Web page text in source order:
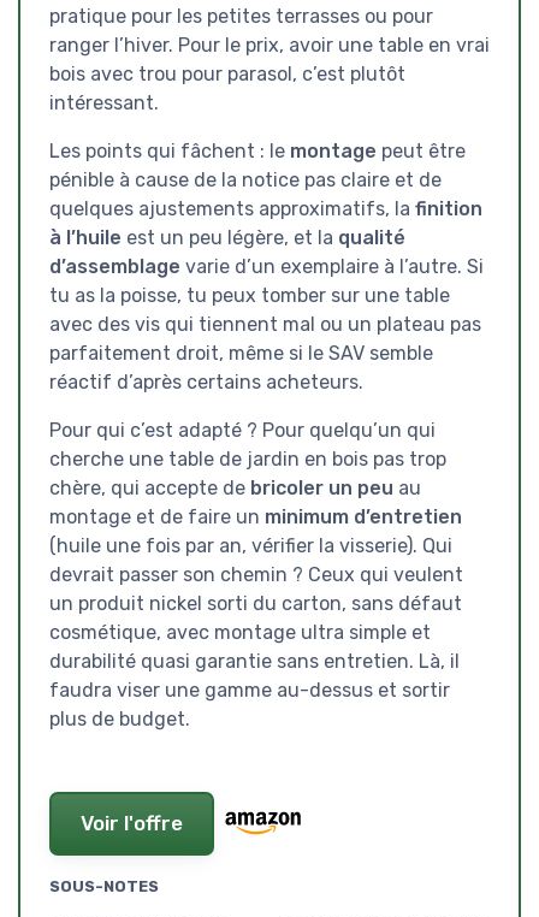
pratique pour les petites terrasses ou pour
ranger l’hiver. Pour le prix, avoir une table en vrai
bois avec trou pour parasol, c’est plutôt
intéressant.
Les points qui fâchent : le montage peut être
pénible à cause de la notice pas claire et de
quelques ajustements approximatifs, la finition
à l’huile est un peu légère, et la qualité
d’assemblage varie d’un exemplaire à l’autre. Si
tu as la poisse, tu peux tomber sur une table
avec des vis qui tiennent mal ou un plateau pas
parfaitement droit, même si le SAV semble
réactif d’après certains acheteurs.
Pour qui c’est adapté ? Pour quelqu’un qui
cherche une table de jardin en bois pas trop
chère, qui accepte de bricoler un peu au
montage et de faire un minimum d’entretien
(huile une fois par an, vérifier la visserie). Qui
devrait passer son chemin ? Ceux qui veulent
un produit nickel sorti du carton, sans défaut
cosmétique, avec montage ultra simple et
durabilité quasi garantie sans entretien. Là, il
faudra viser une gamme au-dessus et sortir
plus de budget.
Voir l'offre
SOUS-NOTES